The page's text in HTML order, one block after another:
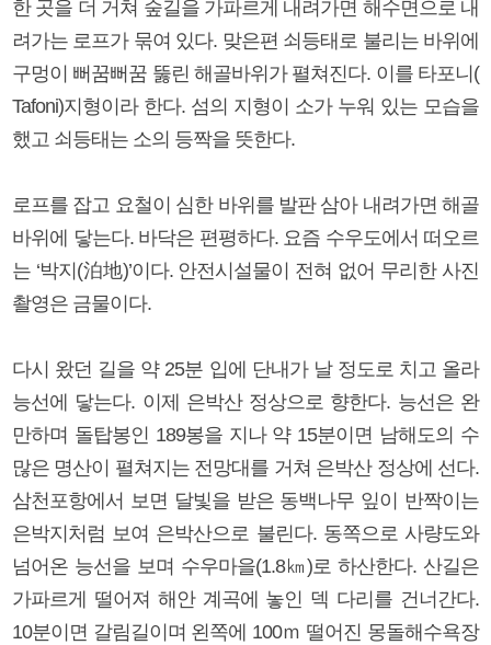
한 곳을 더 거쳐 숲길을 가파르게 내려가면 해수면으로 내
려가는 로프가 묶여 있다. 맞은편 쇠등태로 불리는 바위에
구멍이 뻐꿈뻐꿈 뚫린 해골바위가 펼쳐진다. 이를 타포니(
Tafoni)지형이라 한다. 섬의 지형이 소가 누워 있는 모습을
했고 쇠등태는 소의 등짝을 뜻한다.
로프를 잡고 요철이 심한 바위를 발판 삼아 내려가면 해골
바위에 닿는다. 바닥은 편평하다. 요즘 수우도에서 떠오르
는 ‘박지(泊地)’이다. 안전시설물이 전혀 없어 무리한 사진
촬영은 금물이다.
다시 왔던 길을 약 25분 입에 단내가 날 정도로 치고 올라
능선에 닿는다. 이제 은박산 정상으로 향한다. 능선은 완
만하며 돌탑봉인 189봉을 지나 약 15분이면 남해도의 수
많은 명산이 펼쳐지는 전망대를 거쳐 은박산 정상에 선다.
삼천포항에서 보면 달빛을 받은 동백나무 잎이 반짝이는
은박지처럼 보여 은박산으로 불린다. 동쪽으로 사량도와
넘어온 능선을 보며 수우마을(1.8㎞)로 하산한다. 산길은
가파르게 떨어져 해안 계곡에 놓인 덱 다리를 건너간다.
10분이면 갈림길이며 왼쪽에 100ｍ 떨어진 몽돌해수욕장